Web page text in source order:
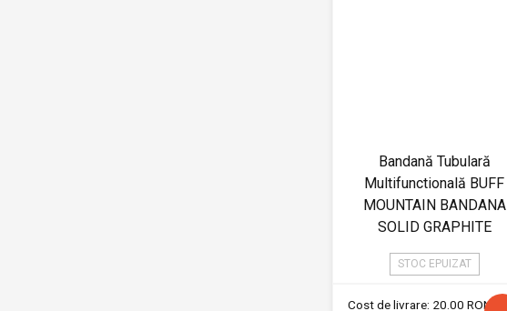
Bandană Tubulară
Multifunctională BUFF
MOUNTAIN BANDANA
SOLID GRAPHITE
STOC EPUIZAT
Cost de livrare: 20.00 RON